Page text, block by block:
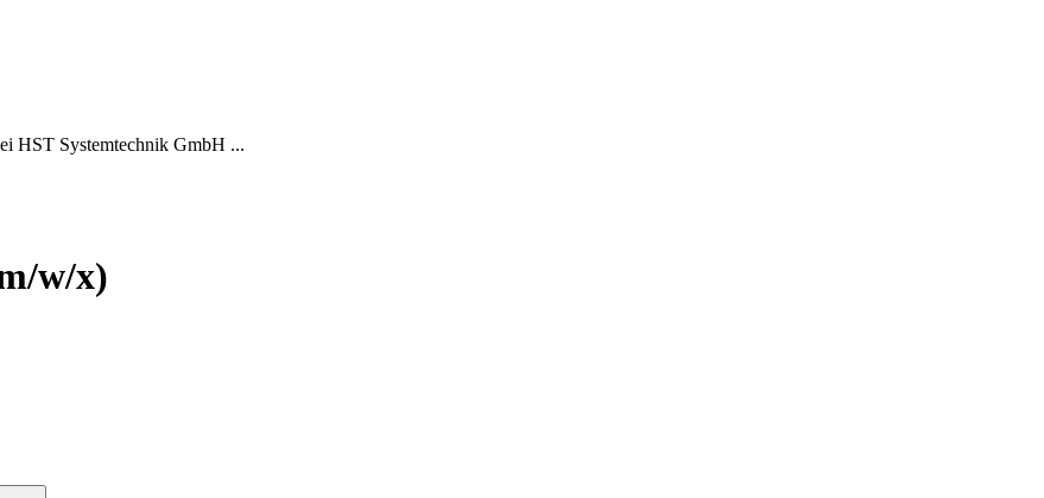
HST Systemtechnik GmbH ...
w/x)